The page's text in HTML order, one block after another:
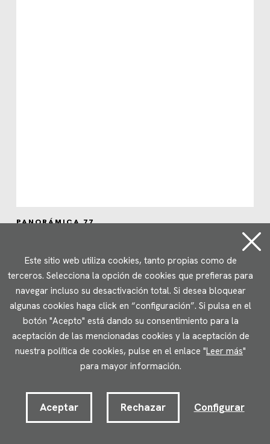
PANORÁMICA 77
Este sitio web utiliza cookies, tanto propias como de
terceros. Selecciona la opción de cookies que prefieras para
navegar incluso su desactivación total. Si desea bloquear
algunas cookies haga click en “configuración”. Si pulsa en el
botón "Acepto" está dando su consentimiento para la
aceptación de las mencionadas cookies y la aceptación de
nuestra política de cookies, pulse en el enlace "Leer más"
para mayor información.
Aceptar Rechazar Configurar